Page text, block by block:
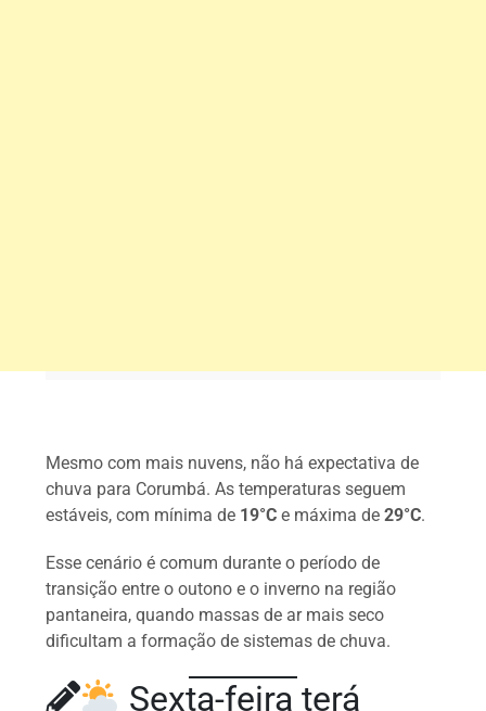
Mesmo com mais nuvens, não há expectativa de
chuva para Corumbá. As temperaturas seguem
estáveis, com mínima de 19°C e máxima de29°C.
Esse cenário é comum durante o período de
transição entre o outono e o inverno na região
pantaneira, quando massas de ar mais seco
dificultam a formação de sistemas de chuva.
Sexta-feira terá